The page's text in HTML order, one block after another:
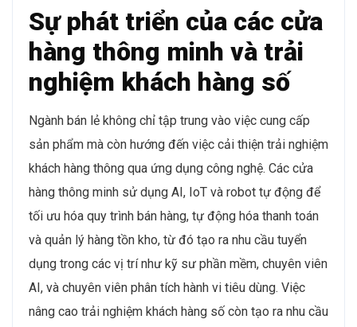
Sự phát triển của các cửa
hàng thông minh và trải
nghiệm khách hàng số
Ngành bán lẻ không chỉ tập trung vào việc cung cấp
sản phẩm mà còn hướng đến việc cải thiện trải nghiệm
khách hàng thông qua ứng dụng công nghệ. Các cửa
hàng thông minh sử dụng AI, IoT và robot tự động để
tối ưu hóa quy trình bán hàng, tự động hóa thanh toán
và quản lý hàng tồn kho, từ đó tạo ra nhu cầu tuyển
dụng trong các vị trí như kỹ sư phần mềm, chuyên viên
AI, và chuyên viên phân tích hành vi tiêu dùng. Việc
nâng cao trải nghiệm khách hàng số còn tạo ra nhu cầu